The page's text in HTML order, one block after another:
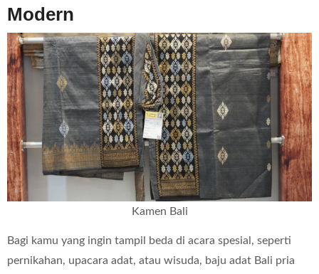
Modern
Kamen Bali
Bagi kamu yang ingin tampil beda di acara spesial, seperti
pernikahan, upacara adat, atau wisuda, baju adat Bali pria